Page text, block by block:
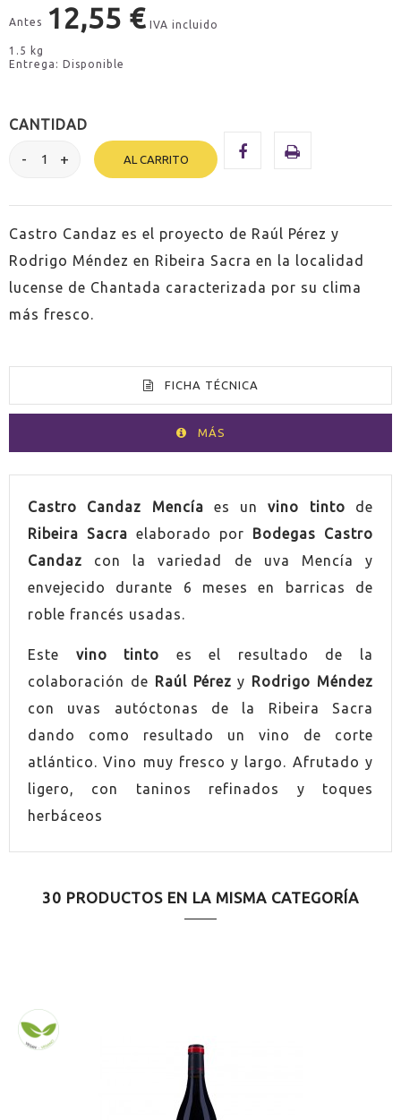
Antes 12,55 € IVA incluido
1.5 kg
Entrega: Disponible
CANTIDAD
AL CARRITO
Castro Candaz es el proyecto de Raúl Pérez y
Rodrigo Méndez en Ribeira Sacra en la localidad
lucense de Chantada caracterizada por su clima
más fresco.
FICHA TÉCNICA
MÁS
VOLUMEN
GRADUACIÓN 13,0%
ORIGEN Ribeira Sacra
VINO Tinto
MARIDAJE
Cerdo estofado
Castro Candaz Mencía es unvino tinto de
Ribeira Sacra elaborado por Bodegas Castro
Candaz con la variedad de uva Mencía y
envejecido durante 6 meses en barricas de
roble francés usadas.
Este vino tinto es el resultado de la
colaboración de Raúl Pérez y Rodrigo Méndez
con uvas autóctonas de la Ribeira Sacra
dando como resultado un vino de corte
atlántico. Vino muy fresco y largo. Afrutado y
ligero, con taninos refinados y toques
herbáceos
30 PRODUCTOS EN LA MISMA CATEGORÍA